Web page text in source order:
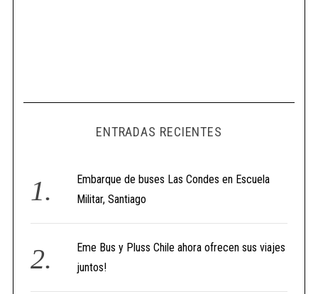
ENTRADAS RECIENTES
Embarque de buses Las Condes en Escuela
Militar, Santiago
Eme Bus y Pluss Chile ahora ofrecen sus viajes
juntos!